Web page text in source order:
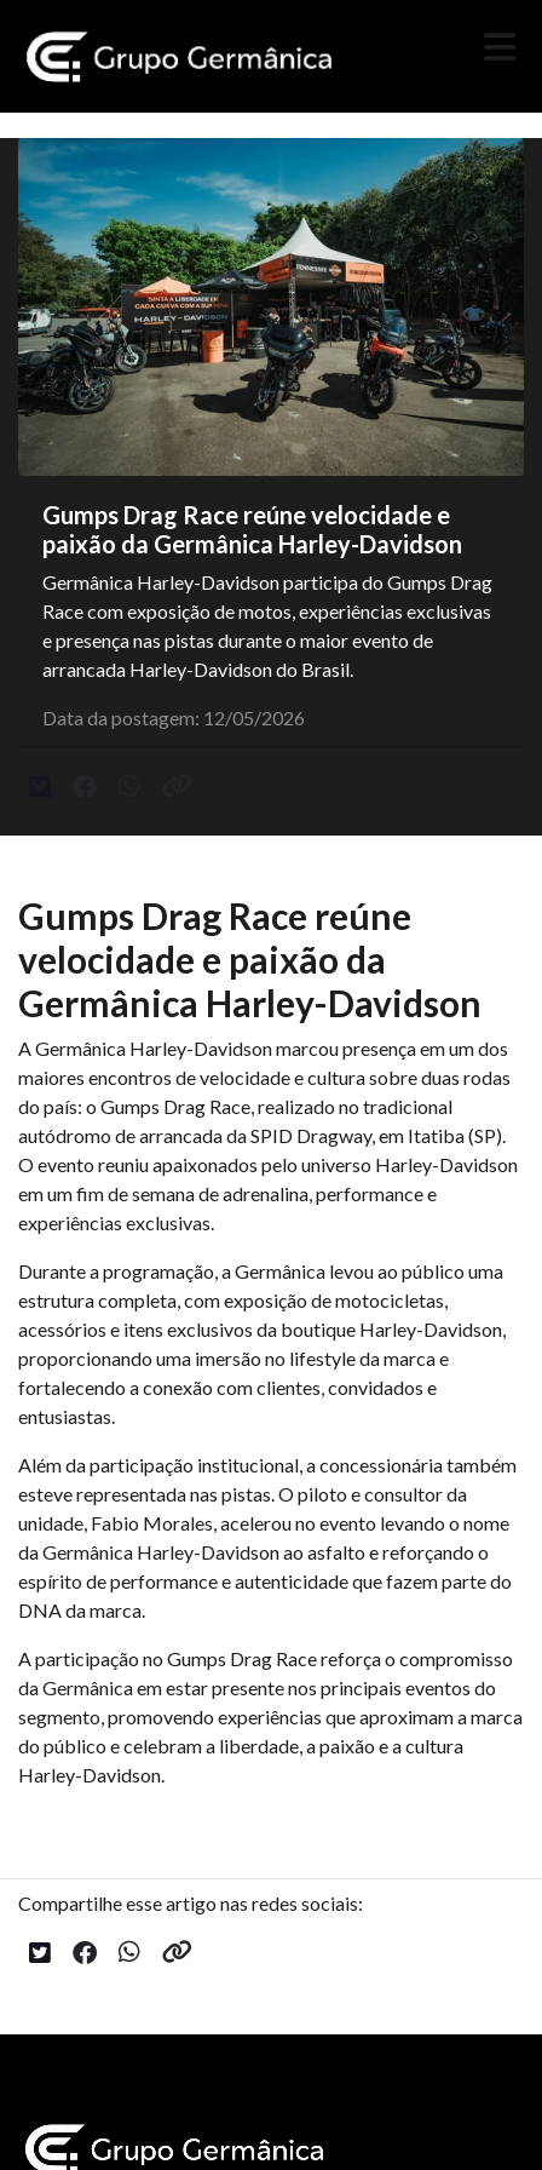
Gumps Drag Race reúne velocidade e
paixão da Germânica Harley-Davidson
Germânica Harley-Davidson participa do Gumps Drag
Race com exposição de motos, experiências exclusivas
e presença nas pistas durante o maior evento de
arrancada Harley-Davidson do Brasil.
Data da postagem: 12/05/2026
Gumps Drag Race reúne
velocidade e paixão da
Germânica Harley-Davidson
A Germânica Harley-Davidson marcou presença em um dos
maiores encontros de velocidade e cultura sobre duas rodas
do país: o Gumps Drag Race, realizado no tradicional
autódromo de arrancada da SPID Dragway, em Itatiba (SP).
O evento reuniu apaixonados pelo universo Harley-Davidson
em um fim de semana de adrenalina, performance e
experiências exclusivas.
Durante a programação, a Germânica levou ao público uma
estrutura completa, com exposição de motocicletas,
acessórios e itens exclusivos da boutique Harley-Davidson,
proporcionando uma imersão no lifestyle da marca e
fortalecendo a conexão com clientes, convidados e
entusiastas.
Além da participação institucional, a concessionária também
esteve representada nas pistas. O piloto e consultor da
unidade, Fabio Morales, acelerou no evento levando o nome
da Germânica Harley-Davidson ao asfalto e reforçando o
espírito de performance e autenticidade que fazem parte do
DNA da marca.
A participação no Gumps Drag Race reforça o compromisso
da Germânica em estar presente nos principais eventos do
segmento, promovendo experiências que aproximam a marca
do público e celebram a liberdade, a paixão e a cultura
Harley-Davidson.
Compartilhe esse artigo nas redes sociais: